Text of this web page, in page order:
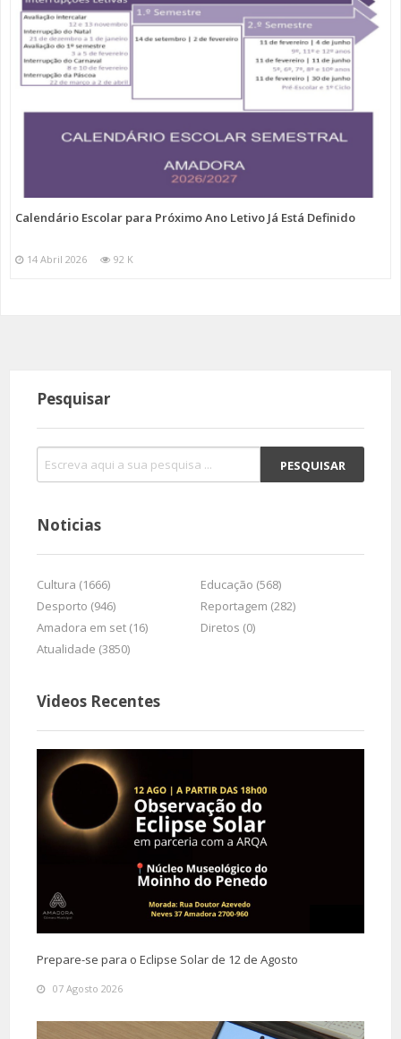
Calendário Escolar para Próximo Ano Letivo Já Está Definido
14 Abril 2026 92 K
Pesquisar
Noticias
Cultura (1666)
Educação (568)
Desporto (946)
Reportagem (282)
Amadora em set (16)
Diretos (0)
Atualidade (3850)
Videos Recentes
Prepare-se para o Eclipse Solar de 12 de Agosto
07 Agosto 2026